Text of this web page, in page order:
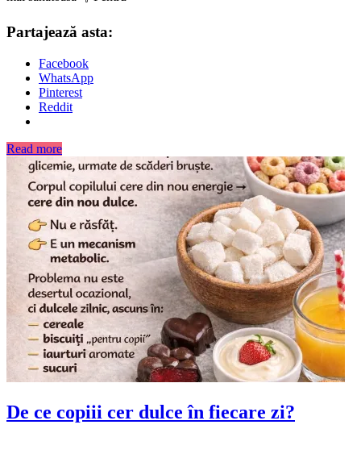
Partajează asta:
Facebook
WhatsApp
Pinterest
Reddit
Read more
De ce copiii cer dulce în fiecare zi?